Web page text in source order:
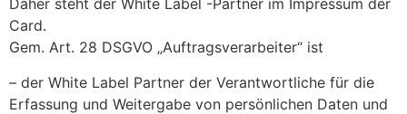
Daher steht der White Label -Partner im Impressum der
Card.
Gem. Art. 28 DSGVO „Auftragsverarbeiter“ ist
– der White Label Partner der Verantwortliche für die
Erfassung und Weitergabe von persönlichen Daten und